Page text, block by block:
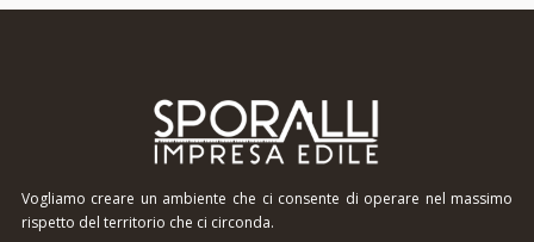
Vogliamo creare un ambiente che ci consente di operare nel massimo
rispetto del territorio che ci circonda.